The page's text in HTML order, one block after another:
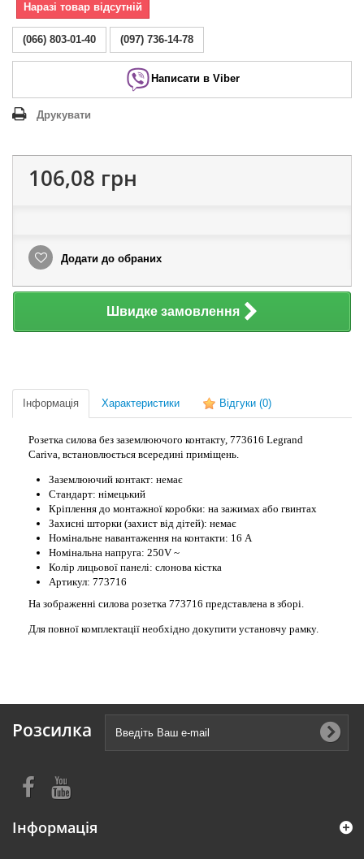
Наразі товар відсутній
(066) 803-01-40 (097) 736-14-78
Написати в Viber
Друкувати
106,08 грн
Додати до обраних
Швидке замовлення
Інформація Характеристики Відгуки (0)
Розетка силова без заземлюючого контакту, 773616 Legrand
Cariva, встановлюється всередині приміщень.
Заземлюючий контакт: немає
Стандарт: німецький
Кріплення до монтажної коробки: на зажимах або гвинтах
Захисні шторки (захист від дітей): немає
Номінальне навантаження на контакти: 16 А
Номінальна напруга: 250V ~
Колір лицьової панелі: слонова кістка
Артикул: 773716
На зображенні силова розетка 773716 представлена в зборі.
Для повної комплектації необхідно докупити установчу рамку.
Розсилка
Інформація